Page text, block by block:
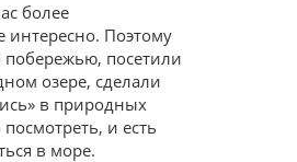
более
интересно. Поэтому
посетили
озере, сделали
в природных
и есть
в море.